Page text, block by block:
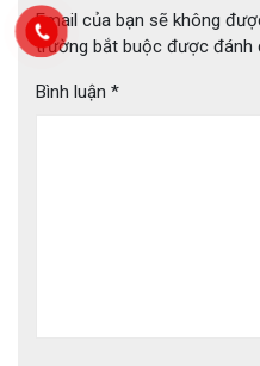
Email của bạn sẽ không
trường bắt buộc được đánh
Bình luận *